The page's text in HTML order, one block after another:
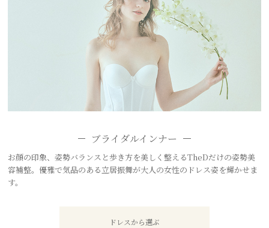
ブライダルインナー
お顔の印象、姿勢バランスと歩き方を美しく整えるTheDだけの姿勢美
容補整。優雅で気品のある立居振舞が大人の女性のドレス姿を輝かせま
す。
ドレスから選ぶ